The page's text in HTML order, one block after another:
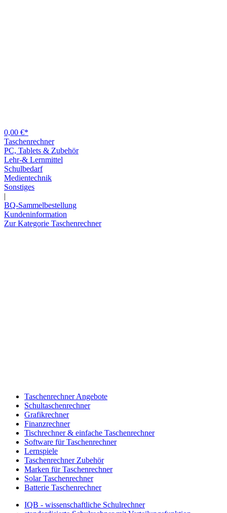
0,00 €*
Taschenrechner
PC, Tablets & Zubehör
Lehr-& Lernmittel
Schulbedarf
Medientechnik
Sonstiges
|
BQ-Sammelbestellung
Kundeninformation
Zur Kategorie Taschenrechner
Taschenrechner Angebote
Schultaschenrechner
Grafikrechner
Finanzrechner
Tischrechner & einfache Taschenrechner
Software für Taschenrechner
Lernspiele
Taschenrechner Zubehör
Marken für Taschenrechner
Solar Taschenrechner
Batterie Taschenrechner
IQB - wissenschaftliche Schulrechner